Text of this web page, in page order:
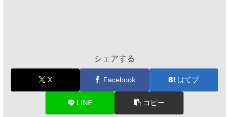
シェアする
X Facebook はてブ
LINE コピー